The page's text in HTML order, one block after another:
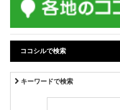
ココシルで検索
キーワードで検索